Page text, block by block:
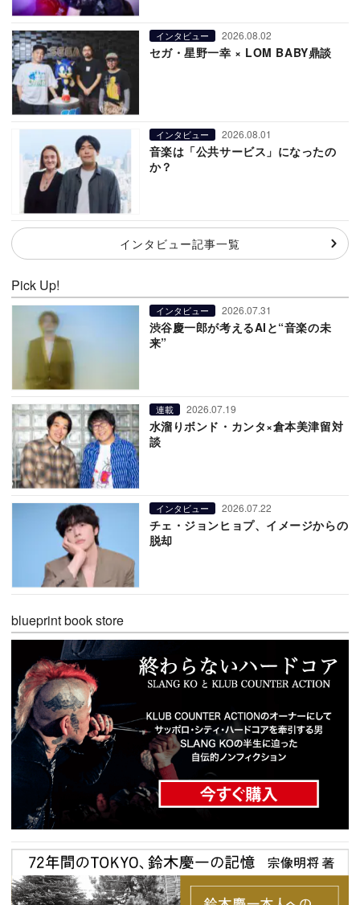
インタビュー 2026.08.02
セガ・星野一幸 × LOM BABY鼎談
インタビュー 2026.08.01
音楽は「公共サービス」になったの
か？
インタビュー記事一覧
Pick Up!
インタビュー 2026.07.31
渋谷慶一郎が考えるAIと“音楽の未
来”
連載 2026.07.19
水溜りボンド・カンタ×倉本美津留対
談
インタビュー 2026.07.22
チェ・ジョンヒョプ、イメージからの
脱却
blueprint book store